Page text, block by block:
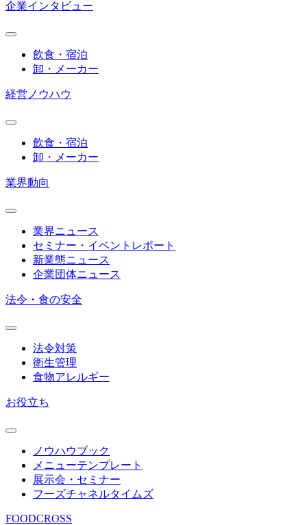
企業インタビュー
飲食・宿泊
卸・メーカー
経営ノウハウ
飲食・宿泊
卸・メーカー
業界動向
業界ニュース
セミナー・イベントレポート
新業態ニュース
企業団体ニュース
法令・食の安全
法令対策
衛生管理
食物アレルギー
お役立ち
ノウハウブック
メニューテンプレート
展示会・セミナー
フーズチャネルタイムズ
FOODCROSS